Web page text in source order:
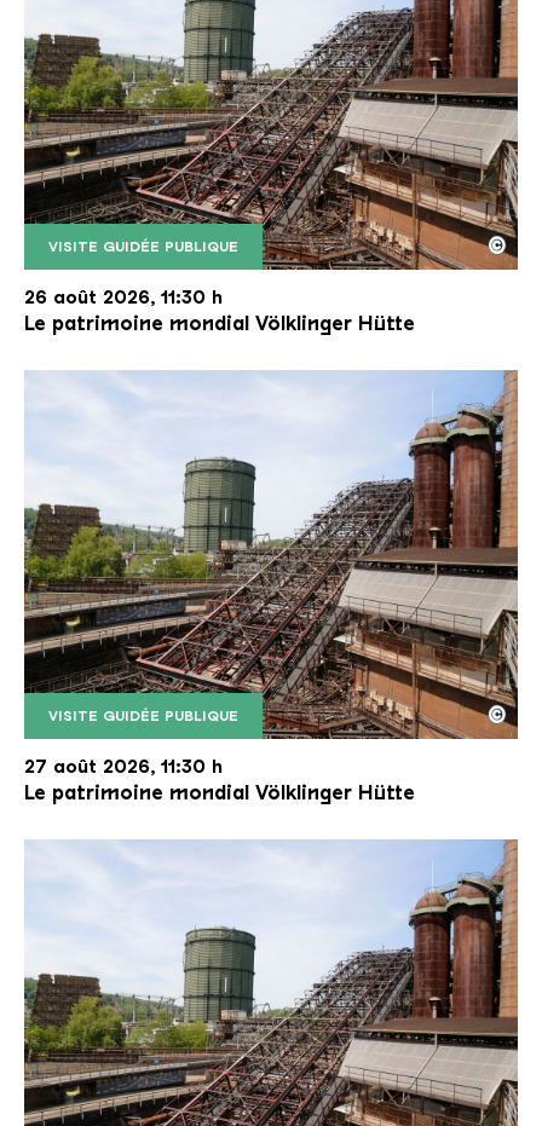
VISITE GUIDÉE PUBLIQUE
Le monte-charge incliné de la Völklinger Hütte
Copyright: Weltkulturerbe Völklinger Hütte | Karl
©
26 août 2026, 11:30 h
Le patrimoine mondial Völklinger Hütte
VISITE GUIDÉE PUBLIQUE
Le monte-charge incliné de la Völklinger Hütte
Copyright: Weltkulturerbe Völklinger Hütte | Karl
©
27 août 2026, 11:30 h
Le patrimoine mondial Völklinger Hütte